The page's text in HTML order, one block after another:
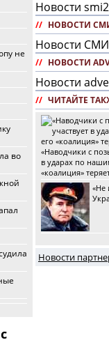
не
во
Новости
// НОВОСТИ
Новости
// НОВОСТИ
Новости
// ЧИТАЙТЕ
«Наводчики с
в ударах по
«коалиция»
«Не
Новости